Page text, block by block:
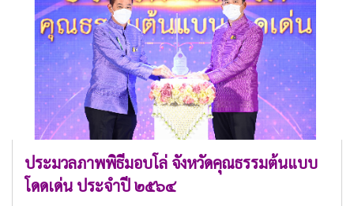
ประมวลภาพพิธีมอบโล่ จังหวัดคุณธรรมต้นแบบ
โดดเด่น ประจำปี ๒๕๖๔